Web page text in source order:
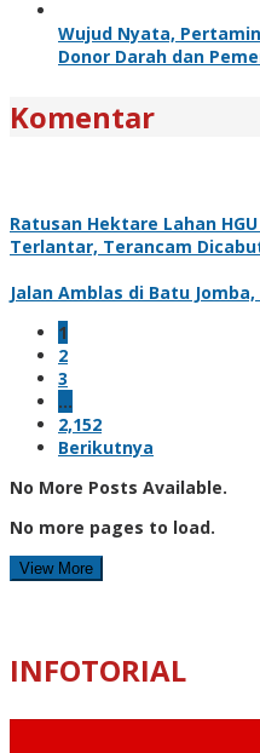
Wujud Nyata,
Donor Darah dan
Komentar
Ratusan Hektare Lahan
Terlantar, Terancam
Jalan Amblas di Batu
1
2
3
…
2,152
Berikutnya
No More Posts Available.
No more pages to load.
View More
INFOTORIAL